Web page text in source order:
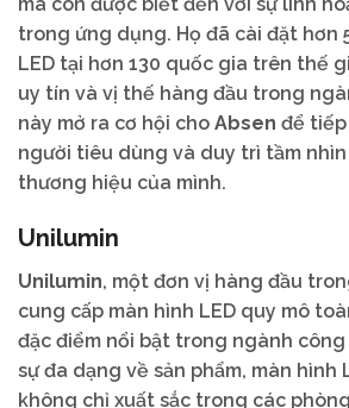
trong ứng dụng. Họ đã cài đặt hơn
LED tại hơn 130 quốc gia trên thế
uy tín và vị thế hàng đầu trong
này mở ra cơ hội cho Absen để tiếp
người tiêu dùng và duy trì tầm
thương hiệu của mình.
Unilumin
Unilumin, một đơn vị hàng đầu
cung cấp màn hình LED quy mô
đặc điểm nổi bật trong ngành công
sự đa dạng về sản phẩm, màn hình
không chỉ xuất sắc trong các